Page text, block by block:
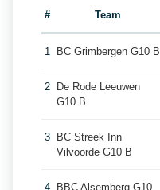
# Team
1 BC Grimbergen G10 B
2
De Rode Leeuwen
G10 B
3
BC Streek Inn
Vilvoorde G10 B
4 BBC Alsemberg G10